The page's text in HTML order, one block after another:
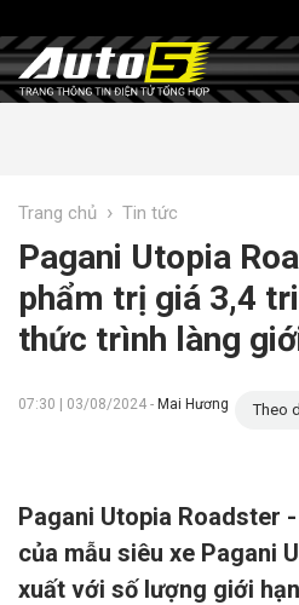
Trang chủ › Tin tức
Pagani Utopia
phẩm trị giá 3,4
thức trình làng
07:30 | 03/08/2024 - Mai Hương Theo
Pagani Utopia Roadster
của mẫu siêu xe Pagani
xuất với số lượng giới